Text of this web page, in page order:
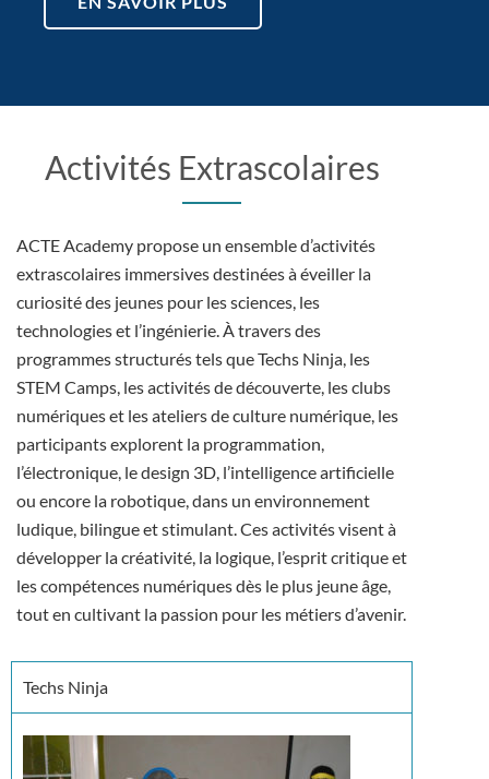
Activités Extrascolaires
ACTE Academy propose un ensemble d’activités
extrascolaires immersives destinées à éveiller la
curiosité des jeunes pour les sciences, les
technologies et l’ingénierie. À travers des
programmes structurés tels que Techs Ninja, les
STEM Camps, les activités de découverte, les clubs
numériques et les ateliers de culture numérique, les
participants explorent la programmation,
l’électronique, le design 3D, l’intelligence artificielle
ou encore la robotique, dans un environnement
ludique, bilingue et stimulant. Ces activités visent à
développer la créativité, la logique, l’esprit critique et
les compétences numériques dès le plus jeune âge,
tout en cultivant la passion pour les métiers d’avenir.
Techs Ninja